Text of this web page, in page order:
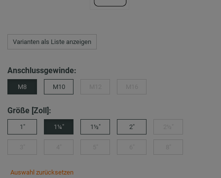
Varianten als Liste anzeigen
Anschlussgewinde:
M8 M10
Größe [Zoll]:
1" 1¼" 1½" 2"
Auswahl zurücksetzen